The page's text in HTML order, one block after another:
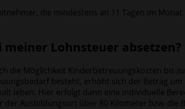
die mindestens an 11 Tagen im
Lohnsteuer absetzen?
die Möglichkeit Kinderbetreuungskosten bis
besteht, erhöht sich der Betrag
leben. Hier erfolgt dann eine individuelle
Ausbildungsort über 80 Kilometer bzw.